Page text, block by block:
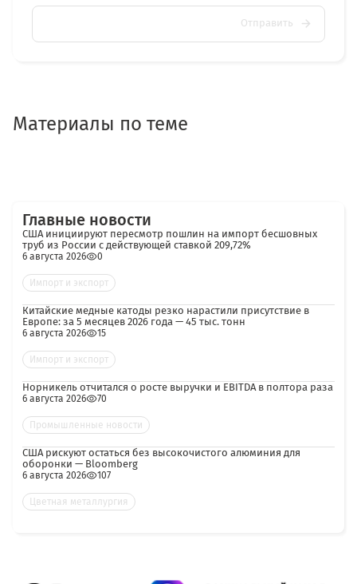
Отправить
Материалы по теме
Главные новости
США инициируют пересмотр пошлин на импорт бесшовных
труб из России с действующей ставкой 209,72%
6 августа 2026 0
Импорт и экспорт
Китайские медные катоды резко нарастили присутствие в
Европе: за 5 месяцев 2026 года — 45 тыс. тонн
6 августа 2026 15
Импорт и экспорт
Норникель отчитался о росте выручки и EBITDA в полтора раза
6 августа 2026 70
Промышленные новости
США рискуют остаться без высокочистого алюминия для
оборонки — Bloomberg
6 августа 2026 107
Цветная металлургия